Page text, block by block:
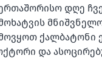
დღე
ქალბატონი
და